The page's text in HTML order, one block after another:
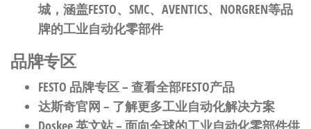
城，涵盖FESTO、SMC、AVENTICS、NORGREN等品
牌的工业自动化零部件
品牌专区
FESTO 品牌专区– 查看全部FESTO产品
达斯奇官网 – 了解更多工业自动化解决方案
Doskee 英文站– 面向全球的工业自动化零部件供